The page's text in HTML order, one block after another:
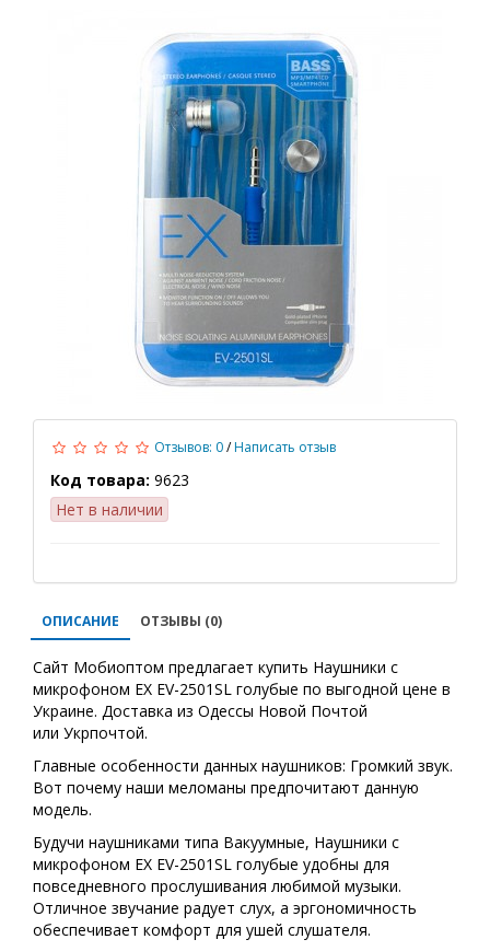
Отзывов: 0/Написать отзыв
Код товара: 9623
Нет в наличии
ОПИСАНИЕ ОТЗЫВЫ (0)
Сайт Мобиоптом предлагает купить Наушники с
микрофоном EX EV-2501SL голубые по выгодной цене в
Украине. Доставка из Одессы Новой Почтой
или Укрпочтой.
Главные особенности данных наушников: Громкий звук.
Вот почему наши меломаны предпочитают данную
модель.
Будучи наушниками типа Вакуумные, Наушники с
микрофоном EX EV-2501SL голубые удобны для
повседневного прослушивания любимой музыки.
Отличное звучание радует слух, а эргономичность
обеспечивает комфорт для ушей слушателя.